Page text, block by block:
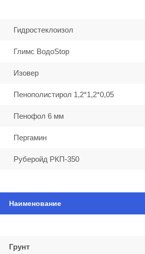
Гидростеклоизол
Глимс ВодоStop
Изовер
Пенополистирол 1,2*1,2*0,05
Пенофол 6 мм
Пергамин
Руберойд РКП-350
Наименование
Грунт